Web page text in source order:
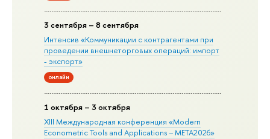
3 сентября – 8 сентября
Интенсив «Коммуникации с контрагентами при
проведении внешнеторговых операций: импорт
- экспорт»
онлайн
1 октября – 3 октября
XIII Международная конференция «Modern
Econometric Tools and Applications – META2026»